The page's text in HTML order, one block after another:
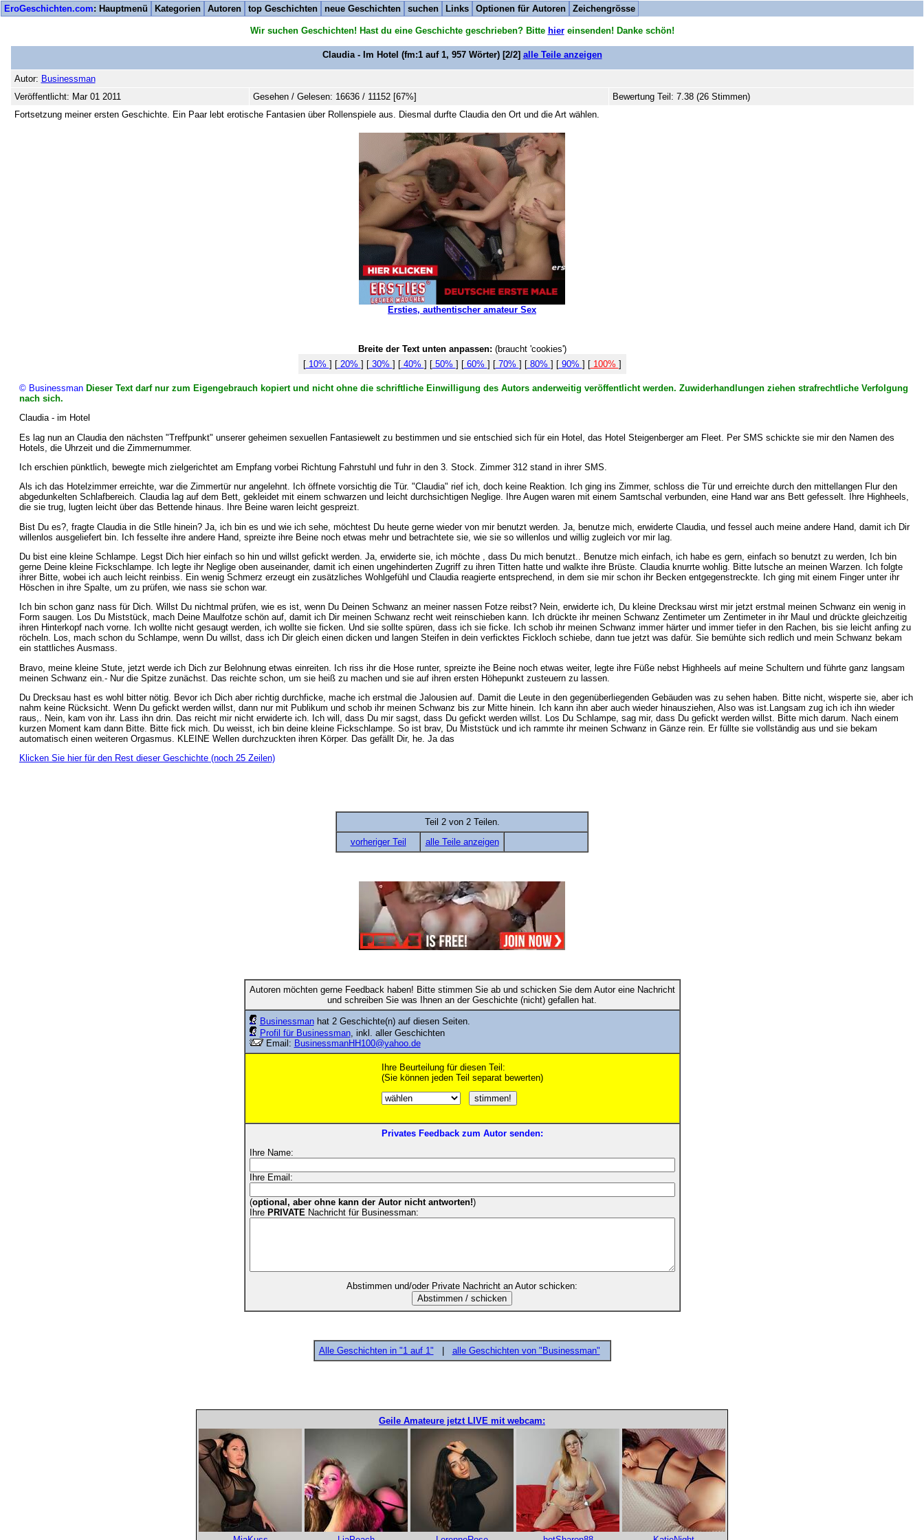
EroGeschichten.com: Hauptmenü Kategorien Autoren top Geschichten neue Geschichten suchen Links Optionen für Autoren Zeichengrösse
Wir suchen Geschichten! Hast du eine Geschichte geschrieben? Bitte hiereinsenden! Danke schön!
Claudia - Im Hotel (fm:1 auf 1, 957Wörter) [2/2] alle Teile anzeigen
Autor: Businessman
Veröffentlicht: Mar 01 2011
Gesehen / Gelesen: 16636 / 11152 [67%]
Bewertung Teil: 7.38 (26 Stimmen)
Fortsetzung meiner ersten Geschichte. Ein Paar lebt erotische Fantasien über Rollenspiele aus. Diesmal durfte Claudia den Ort und die Art wählen.
Ersties, authentischer amateur Sex
Breite der Text unten anpassen: (braucht 'cookies')
[10% ] [20% ] [30% ] [40% ] [50% ] [60% ] [70% ] [80% ] [90% ] [100% ]
© Businessman Dieser Text darf nur zum Eigengebrauch kopiert und nicht ohne die schriftliche Einwilligung des Autors anderweitig veröffentlicht werden. Zuwiderhandlungen ziehen strafrechtliche Verfolgung
nach sich.
Claudia - im Hotel
Es lag nun an Claudia den nächsten "Treffpunkt" unserer geheimen sexuellen Fantasiewelt zu bestimmen und sie entschied sich für ein Hotel, das Hotel Steigenberger am Fleet. Per SMS schickte sie mir den Namen des
Hotels, die Uhrzeit und die Zimmernummer.
Ich erschien pünktlich, bewegte mich zielgerichtet am Empfang vorbei Richtung Fahrstuhl und fuhr in den 3. Stock. Zimmer 312 stand in ihrer SMS.
Als ich das Hotelzimmer erreichte, war die Zimmertür nur angelehnt. Ich öffnete vorsichtig die Tür. "Claudia" rief ich, doch keine Reaktion. Ich ging ins Zimmer, schloss die Tür und erreichte durch den mittellangen Flur den
abgedunkelten Schlafbereich. Claudia lag auf dem Bett, gekleidet mit einem schwarzen und leicht durchsichtigen Neglige. Ihre Augen waren mit einem Samtschal verbunden, eine Hand war ans Bett gefesselt. Ihre Highheels,
die sie trug, lugten leicht über das Bettende hinaus. Ihre Beine waren leicht gespreizt.
Bist Du es?, fragte Claudia in die Stlle hinein? Ja, ich bin es und wie ich sehe, möchtest Du heute gerne wieder von mir benutzt werden. Ja, benutze mich, erwiderte Claudia, und fessel auch meine andere Hand, damit ich Dir
willenlos ausgeliefert bin. Ich fesselte ihre andere Hand, spreizte ihre Beine noch etwas mehr und betrachtete sie, wie sie so willenlos und willig zugleich vor mir lag.
Du bist eine kleine Schlampe. Legst Dich hier einfach so hin und willst gefickt werden. Ja, erwiderte sie, ich möchte , dass Du mich benutzt.. Benutze mich einfach, ich habe es gern, einfach so benutzt zu werden, Ich bin
gerne Deine kleine Fickschlampe. Ich legte ihr Neglige oben auseinander, damit ich einen ungehinderten Zugriff zu ihren Titten hatte und walkte ihre Brüste. Claudia knurrte wohlig. Bitte lutsche an meinen Warzen. Ich folgte
ihrer Bitte, wobei ich auch leicht reinbiss. Ein wenig Schmerz erzeugt ein zusätzliches Wohlgefühl und Claudia reagierte entsprechend, in dem sie mir schon ihr Becken entgegenstreckte. Ich ging mit einem Finger unter ihr
Höschen in ihre Spalte, um zu prüfen, wie nass sie schon war.
Ich bin schon ganz nass für Dich. Willst Du nichtmal prüfen, wie es ist, wenn Du Deinen Schwanz an meiner nassen Fotze reibst? Nein, erwiderte ich, Du kleine Drecksau wirst mir jetzt erstmal meinen Schwanz ein wenig in
Form saugen. Los Du Miststück, mach Deine Maulfotze schön auf, damit ich Dir meinen Schwanz recht weit reinschieben kann. Ich drückte ihr meinen Schwanz Zentimeter um Zentimeter in ihr Maul und drückte gleichzeitig
ihren Hinterkopf nach vorne. Ich wollte nicht gesaugt werden, ich wollte sie ficken. Und sie sollte spüren, dass ich sie ficke. Ich schob ihr meinen Schwanz immer härter und immer tiefer in den Rachen, bis sie leicht anfing zu
röcheln. Los, mach schon du Schlampe, wenn Du willst, dass ich Dir gleich einen dicken und langen Steifen in dein verficktes Fickloch schiebe, dann tue jetzt was dafür. Sie bemühte sich redlich und mein Schwanz bekam
ein stattliches Ausmass.
Bravo, meine kleine Stute, jetzt werde ich Dich zur Belohnung etwas einreiten. Ich riss ihr die Hose runter, spreizte ihe Beine noch etwas weiter, legte ihre Füße nebst Highheels auf meine Schultern und führte ganz langsam
meinen Schwanz ein.- Nur die Spitze zunächst. Das reichte schon, um sie heiß zu machen und sie auf ihren ersten Höhepunkt zusteuern zu lassen.
Du Drecksau hast es wohl bitter nötig. Bevor ich Dich aber richtig durchficke, mache ich erstmal die Jalousien auf. Damit die Leute in den gegenüberliegenden Gebäuden was zu sehen haben. Bitte nicht, wisperte sie, aber ich
nahm keine Rücksicht. Wenn Du gefickt werden willst, dann nur mit Publikum und schob ihr meinen Schwanz bis zur Mitte hinein. Ich kann ihn aber auch wieder hinausziehen, Also was ist.Langsam zug ich ich ihn wieder
raus,. Nein, kam von ihr. Lass ihn drin. Das reicht mir nicht erwiderte ich. Ich will, dass Du mir sagst, dass Du gefickt werden willst. Los Du Schlampe, sag mir, dass Du gefickt werden willst. Bitte mich darum. Nach einem
kurzen Moment kam dann Bitte. Bitte fick mich. Du weisst, ich bin deine kleine Fickschlampe. So ist brav, Du Miststück und ich rammte ihr meinen Schwanz in Gänze rein. Er füllte sie vollständig aus und sie bekam
automatisch einen weiteren Orgasmus. KLEINE Wellen durchzuckten ihren Körper. Das gefällt Dir, he. Ja das
Klicken Sie hier für den Rest dieser Geschichte (noch 25 Zeilen)
Teil 2 von 2 Teilen.
vorheriger Teil
alle Teile anzeigen
Autoren möchten gerne Feedback haben! Bitte stimmen Sie ab und schicken Sie dem Autor eine Nachricht
und schreiben Sie was Ihnen an der Geschichte (nicht) gefallen hat.
Businessmanhat 2 Geschichte(n) auf diesen Seiten.
Profil für Businessman, inkl. aller Geschichten
Email: BusinessmanHH100@yahoo.de
Ihre Beurteilung für diesen Teil:
(Sie können jeden Teil separat bewerten)
Privates Feedback zum Autor senden:
Ihre Name:
Ihre Email:
(optional, aber ohne kann der Autor nicht antworten!)
Ihre PRIVATE Nachricht für Businessman:
Abstimmen und/oder Private Nachricht an Autor schicken:
Alle Geschichten in "1 auf 1" alle Geschichten von "Businessman"
Geile Amateure jetzt LIVE mit webcam: